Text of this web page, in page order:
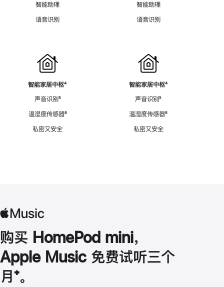
智能助理
语音识别
智能家居中枢脚
⁴
声音识别脚
⁵
温湿度传感器脚
⁶
私密又安全
智能助理
语音识别
智能家居中枢脚
⁴
声音识别脚
⁵
温湿度传感器脚
⁶
私密又安全
购买 HomePod mini，
Apple Music 免费试听三个
月 脚
⁺。